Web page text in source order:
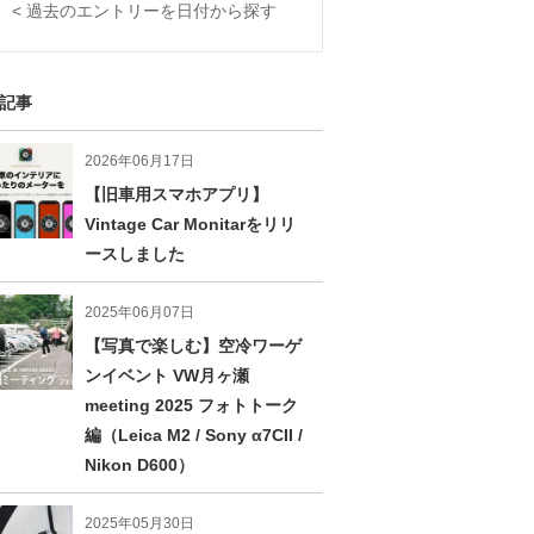
< 過去のエントリーを日付から探す
事
2026年06月17日
【旧車用スマホアプリ】
Vintage Car Monitarをリリ
ースしました
2025年06月07日
【写真で楽しむ】空冷ワーゲ
ンイベント VW月ヶ瀬
meeting 2025 フォトトーク
編（Leica M2 / Sony α7CII /
Nikon D600）
2025年05月30日